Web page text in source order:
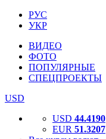
РУС
УКР
ВИДЕО
ФОТО
ПОПУЛЯРНЫЕ
СПЕЦПРОЕКТЫ
USD
USD 44.4190
EUR 51.3207